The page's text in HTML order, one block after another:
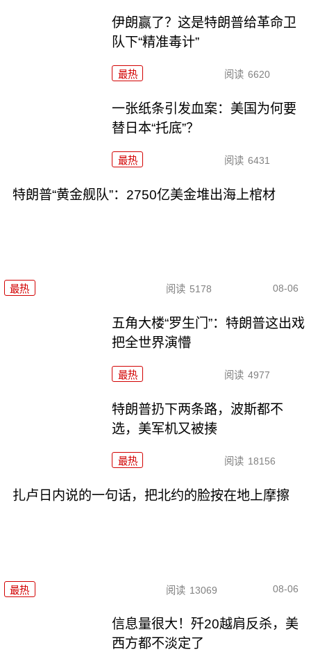
伊朗赢了？这是特朗普给革命卫
队下“精准毒计”
最热 阅读 6620
一张纸条引发血案：美国为何要
替日本“托底”？
最热 阅读 6431
特朗普“黄金舰队”：2750亿美金堆出海上棺材
最热 阅读 5178 08-06
五角大楼“罗生门”：特朗普这出戏
把全世界演懵
最热 阅读 4977
特朗普扔下两条路，波斯都不
选，美军机又被揍
最热 阅读 18156
扎卢日内说的一句话，把北约的脸按在地上摩擦
最热 阅读 13069 08-06
信息量很大！歼20越肩反杀，美
西方都不淡定了